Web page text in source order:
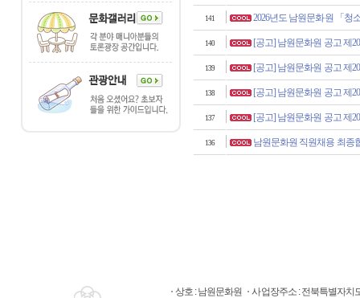
141 2026년도 남원문화원 「청
140 [공고] 남원문화원 공고 제
139 [공고] 남원문화원 공고 제
138 [공고] 남원문화원 공고 제
137 [공고] 남원문화원 공고 제
136 남원문화원 직원채용 최종
상호 : 남원문화원
사업장주소 : 전북특별자